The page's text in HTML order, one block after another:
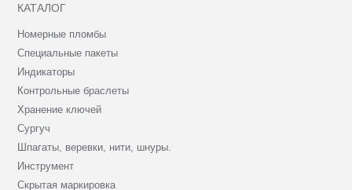
КАТАЛОГ
Номерные пломбы
Специальные пакеты
Индикаторы
Контрольные браслеты
Хранение ключей
Сургуч
Шпагаты, веревки, нити, шнуры.
Инструмент
Скрытая маркировка